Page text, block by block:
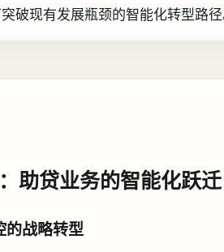
破现有发展瓶颈的智能化转型路径
助贷业务的智能化跃迁
的战略转型